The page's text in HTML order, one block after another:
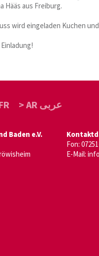
Hääs aus Freiburg.
wird eingeladen Kuchen
> AR عربى
Baden e.V.
Fon:
E-Mail: